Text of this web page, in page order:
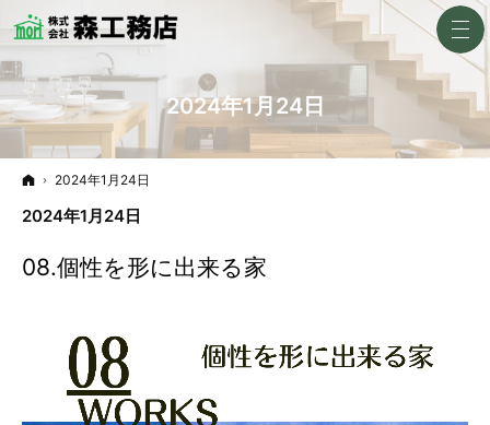
2024年1月24日
ホーム
2024年1月24日
2024年1月24日
08.個性を形に出来る家